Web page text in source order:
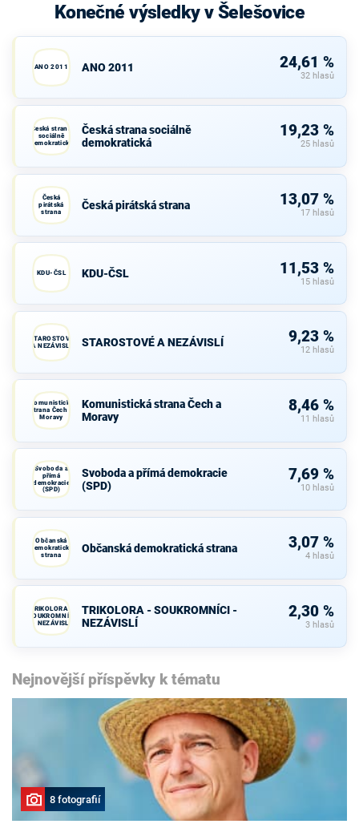
Konečné výsledky v Šelešovice
ANO 2011 ANO 2011 24,61 %
32 hlasů
Česká strana
sociálně
demokratická
Česká strana sociálně
demokratická
19,23 %
25 hlasů
Česká
pirátská
strana
Česká pirátská strana 13,07 %
17 hlasů
KDU-ČSL KDU-ČSL 11,53 %
15 hlasů
STAROSTOVÉ
A NEZÁVISLÍ
STAROSTOVÉ A NEZÁVISLÍ 9,23 %
12 hlasů
Komunistická
strana Čech a
Moravy
Komunistická strana Čech a
Moravy
8,46 %
11 hlasů
Svoboda a
přímá
demokracie
(SPD)
Svoboda a přímá demokracie
(SPD)
7,69 %
10 hlasů
Občanská
demokratická
strana
Občanská demokratická strana 3,07 %
4 hlasů
TRIKOLORA -
SOUKROMNÍCI
- NEZÁVISLÍ
TRIKOLORA - SOUKROMNÍCI -
NEZÁVISLÍ
2,30 %
3 hlasů
Nejnovější příspěvky k tématu
8 fotografií